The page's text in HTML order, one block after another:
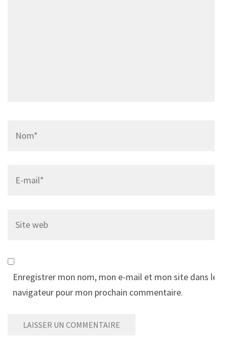
web
Enregistrer mon nom, mon e-mail et mon site dans le
navigateur pour mon prochain commentaire.